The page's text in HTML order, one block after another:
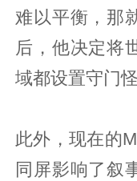
难以平衡，那
后，他决定将
域都设置守门
此外，现在的
同屏影响了叙